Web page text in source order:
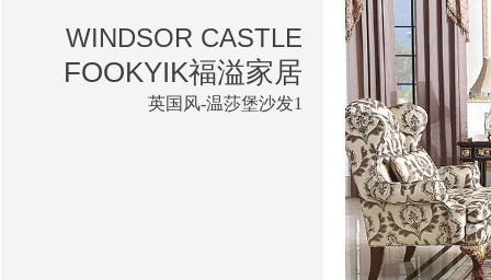
WINDSOR CASTLE
FOOKYIK福溢家居
英国风-温莎堡沙发1